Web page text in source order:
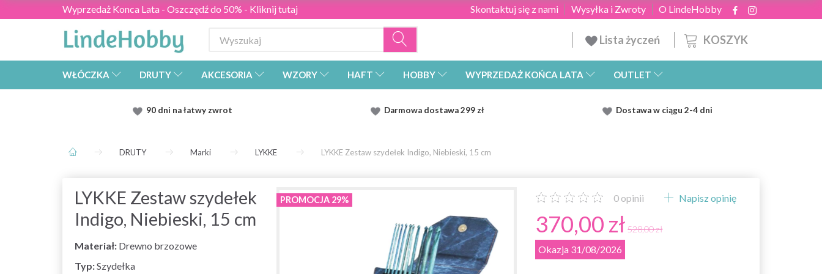
Wyprzedaż Konca Lata - Oszczędź do 50% - Kliknij tutaj O LindeHobby
Wysyłka i Zwroty
Skontaktuj się z nami
KOSZYK
Lista życzeń
WŁÓCZKA DRUTY AKCESORIA WZORY HAFT HOBBY WYPRZEDAŻ KOŃCA LATA OUTLET
90 dni na łatwy zwrot Darmowa dostawa299 zł Dostawaw ciągu 2-4 dni
DRUTY Marki LYKKE LYKKE Zestaw szydełek Indigo, Niebieski, 15 cm
LYKKE Zestaw szydełek
Indigo, Niebieski, 15 cm
Materiał: Drewno brzozowe
Typ:Szydełka
PROMOCJA 29% 0 opinii Napisz opinię
370,00 zł 528,00 zł
Okazja 31/08/2026